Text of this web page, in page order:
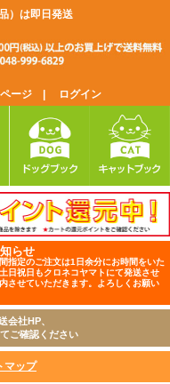
）は即日発送
ージ | ログイン
らせ
指定のご注文は1日余分にお時間をいた
日祝日もクロネコヤマトにて発送させ
させていただきます。よろしくお願い
会社HP、
ご確認ください
マップ